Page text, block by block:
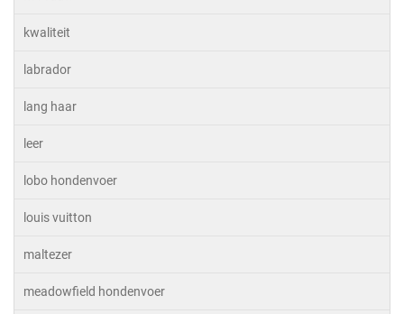
kwaliteit
labrador
lang haar
leer
lobo hondenvoer
louis vuitton
maltezer
meadowfield hondenvoer